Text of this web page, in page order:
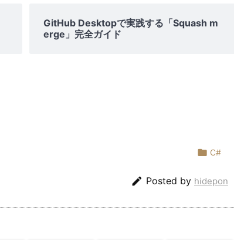
GitHub Desktopで実践する「Squash m
erge」完全ガイド
 C#
 Posted by hidepon